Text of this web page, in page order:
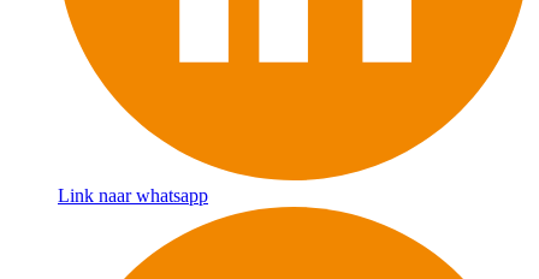
Link naar whatsapp